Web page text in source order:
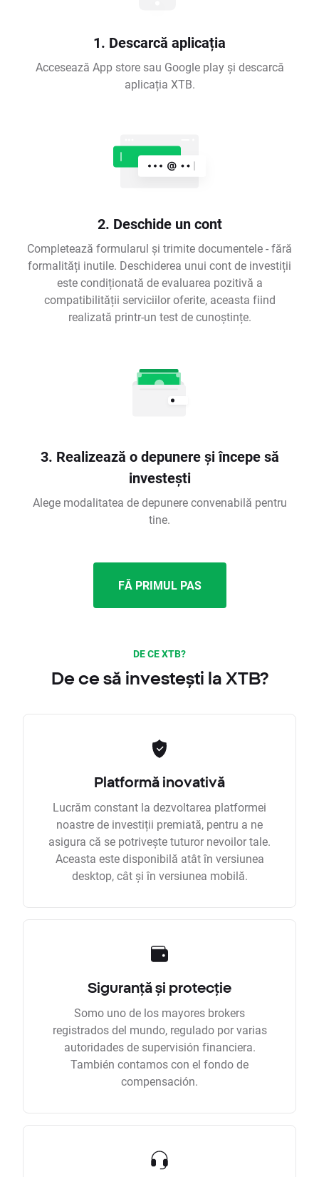
1. Descarcă aplicația
Accesează App store sau Google play și descarcă
aplicația XTB.
2. Deschide un cont
Completează formularul și trimite documentele - fără
formalități inutile. Deschiderea unui cont de investiții
este condiționată de evaluarea pozitivă a
compatibilității serviciilor oferite, aceasta fiind
realizată printr-un test de cunoștințe.
3. Realizează o depunere și începe să
investești
Alege modalitatea de depunere convenabilă pentru
tine.
FĂ PRIMUL PAS
DE CE XTB?
De ce să investești la XTB?
Platformă inovativă
Lucrăm constant la dezvoltarea platformei
noastre de investiții premiată, pentru a ne
asigura că se potrivește tuturor nevoilor tale.
Aceasta este disponibilă atât în versiunea
desktop, cât și în versiunea mobilă.
Siguranță și protecție
Somo uno de los mayores brokers
registrados del mundo, regulado por varias
autoridades de supervisión financiera.
También contamos con el fondo de
compensación.